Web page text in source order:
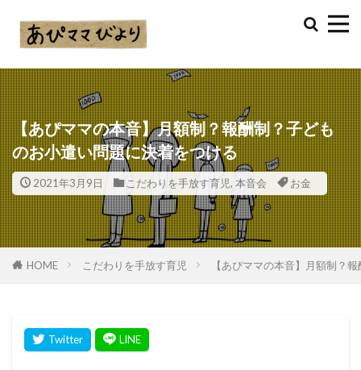
【あぴママの本音】月額制？報酬制？子ども
のお小遣い問題に決着をつける
2021年3月9日 こだわりを手放す育児, 本音会 お金
HOME こだわりを手放す育児 【あぴママの本音】月額制？